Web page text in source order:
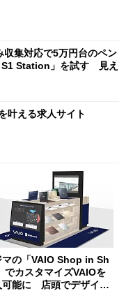
集対応で5万円台のペン
S1 Station」を試す 見え
叶える求人サイト
マの「VAIO Shop in Sh
でカスタマイズVAIOを
可能に 店頭でデザイン